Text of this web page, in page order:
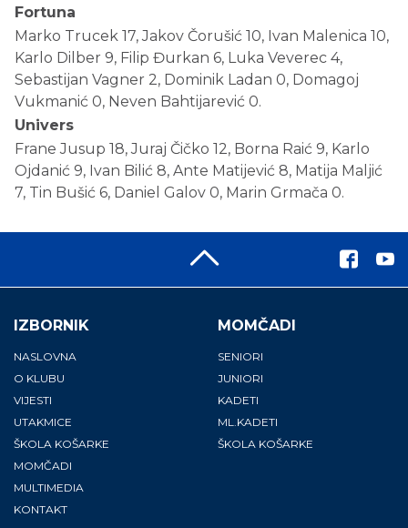
Fortuna
Marko Trucek 17, Jakov Čorušić 10, Ivan Malenica 10,
Karlo Dilber 9, Filip Đurkan 6, Luka Veverec 4,
Sebastijan Vagner 2, Dominik Ladan 0, Domagoj
Vukmanić 0, Neven Bahtijarević 0.
Univers
Frane Jusup 18, Juraj Čičko 12, Borna Raić 9, Karlo
Ojdanić 9, Ivan Bilić 8, Ante Matijević 8, Matija Maljić
7, Tin Bušić 6, Daniel Galov 0, Marin Grmača 0.
IZBORNIK
NASLOVNA
O KLUBU
VIJESTI
UTAKMICE
ŠKOLA KOŠARKE
MOMČADI
MULTIMEDIA
KONTAKT
MOMČADI
SENIORI
JUNIORI
KADETI
ML.KADETI
ŠKOLA KOŠARKE